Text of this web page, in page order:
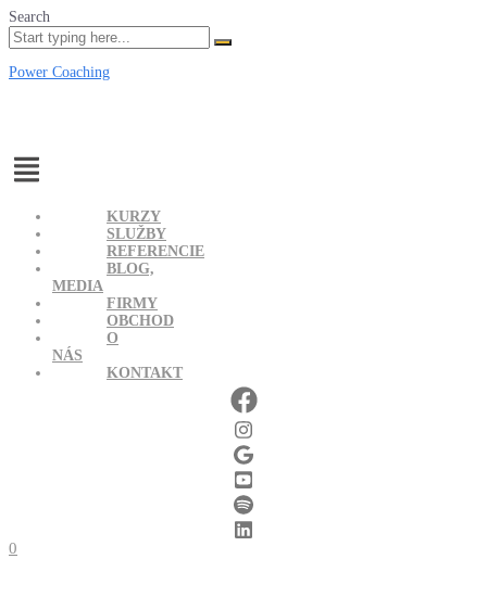
Search
Power Coaching
Menu
KURZY
SLUŽBY
REFERENCIE
BLOG,
MEDIA
FIRMY
OBCHOD
O
NÁS
KONTAKT
0